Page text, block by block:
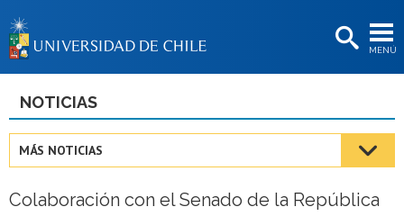
MENÚ
BIBLIOTECAS
Estudiantes
Académicas/os
NOTICIAS
MÁS NOTICIAS
Colaboración con el Senado de la República